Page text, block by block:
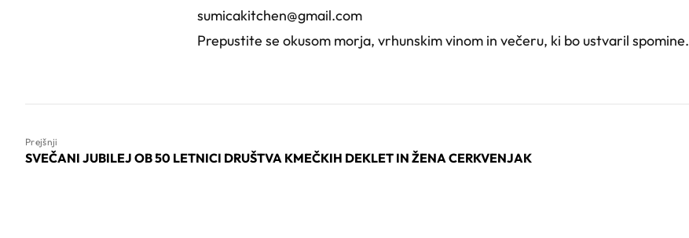
sumicakitchen@gmail.com
Prepustite se okusom morja, vrhunskim vinom in večeru, ki bo ustvaril spomine.
Prejšnji
SVEČANI JUBILEJ OB 50 LETNICI DRUŠTVA KMEČKIH DEKLET IN ŽENA CERKVENJAK